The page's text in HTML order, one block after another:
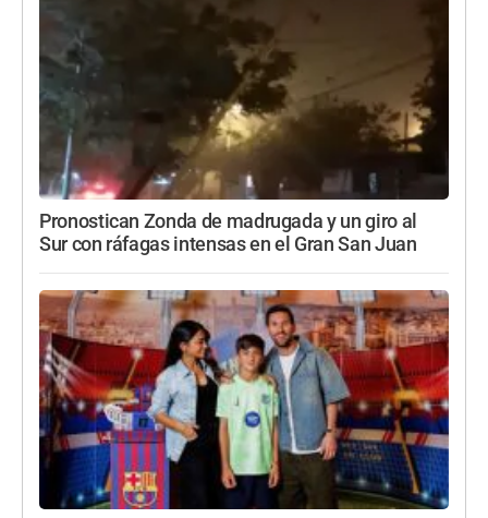
Pronostican Zonda de madrugada y un giro al
Sur con ráfagas intensas en el Gran San Juan